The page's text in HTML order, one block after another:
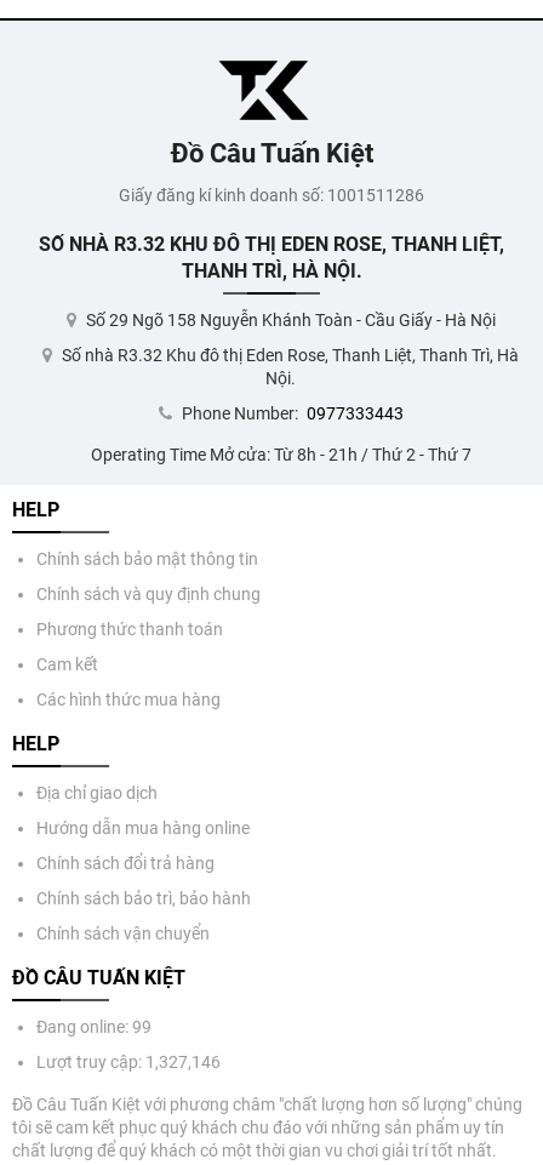
Đồ Câu Tuấn Kiệt
Giấy đăng kí kinh doanh số: 1001511286
SỐ NHÀ R3.32 KHU ĐÔ THỊ EDEN ROSE, THANH LIỆT,
THANH TRÌ, HÀ NỘI.
Số 29 Ngõ 158 Nguyễn Khánh Toàn - Cầu Giấy - Hà Nội
Số nhà R3.32 Khu đô thị Eden Rose, Thanh Liệt, Thanh Trì, Hà
Nội.
Phone Number: 0977333443
Operating Time Mở cửa: Từ 8h - 21h / Thứ 2 - Thứ 7
HELP
Chính sách bảo mật thông tin
Chính sách và quy định chung
Phương thức thanh toán
Cam kết
Các hình thức mua hàng
HELP
Địa chỉ giao dịch
Hướng dẫn mua hàng online
Chính sách đổi trả hàng
Chính sách bảo trì, bảo hành
Chính sách vận chuyển
ĐỒ CÂU TUẤN KIỆT
Đang online: 99
Lượt truy cập: 1,327,146
Đồ Câu Tuấn Kiệt với phương châm "chất lượng hơn số lượng" chúng
tôi sẽ cam kết phục quý khách chu đáo với những sản phẩm uy tín
chất lượng để quý khách có một thời gian vu chơi giải trí tốt nhất.